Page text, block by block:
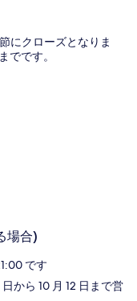
にクローズとなりま
でです。
場合)
です
から 10 月 12 日まで営